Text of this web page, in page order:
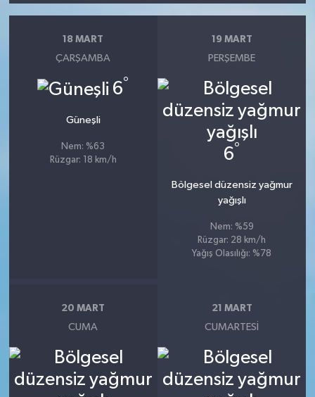
18 MART
ÇARŞAMBA
6°
Güneşli
Nem: %63
Rüzgar: 18 km/h
19 MART
PERŞEMBE
6°
Bölgesel düzensiz yağmur
yağışlı
Nem: %59
Rüzgar: 28 km/h
Yağış Olasılığı: %78
20 MART
CUMA
21 MART
CUMARTESI